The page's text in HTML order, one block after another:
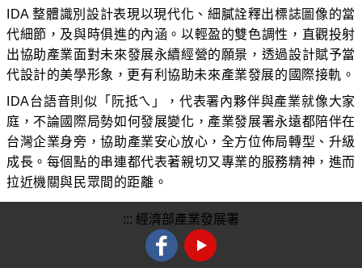
IDA 整體識別設計表現以現代化、細膩詮釋出標誌圖像的當
代細節，及與時俱進的內涵。以輕盈的雙色調性，直觀投射
出協助產業面對未來發展永續經營的願景，透過設計賦予當
代設計的美學形象，更有利協助未來產業發展的國際接軌。
IDA台語音則似「阮抵ㄟ」，代表署內夥伴與產業就像大家
庭，不論國際局勢如何發展變化，產業發展署永遠都陪伴在
台灣企業身旁，協助產業安心放心，全方位佈局轉型、升級
成長。每個點的串連都代表著親切又專業的服務精神，進而
拉近機關與民眾間的距離。
::: 經濟部產業發展署